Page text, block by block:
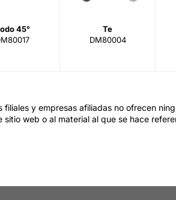
45°
Te
DM80004
y empresas afiliadas no ofrecen
web o al material al que se hace